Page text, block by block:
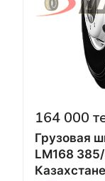
164 000
Грузовая
LM168 385/55 R19.5 в
Казахстане